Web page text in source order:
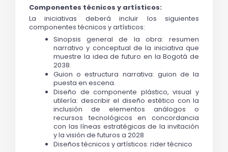
Componentes técnicos y artísticos:
La iniciativas deberá incluir los siguientes
componentes técnicos y artísticos:
Sinopsis general de la obra: resumen
narrativo y conceptual de la iniciativa que
muestre la idea de futuro en la Bogotá de
2038.
Guion o estructura narrativa: guion de la
puesta en escena.
Diseño de componente plástico, visual y
utilería: describir el diseño estético con la
inclusión de elementos análogos o
recursos tecnológicos en concordancia
con las líneas estratégicas de la invitación
y la visión de futuros a 2028
Diseños técnicos y artísticos: rider técnico